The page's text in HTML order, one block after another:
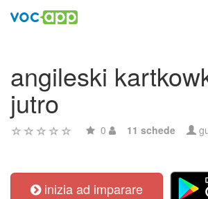
angileski
jutro
0 11 schede
inizia ad imparare